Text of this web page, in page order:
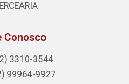
Conosco
3310-3544
99964-9927